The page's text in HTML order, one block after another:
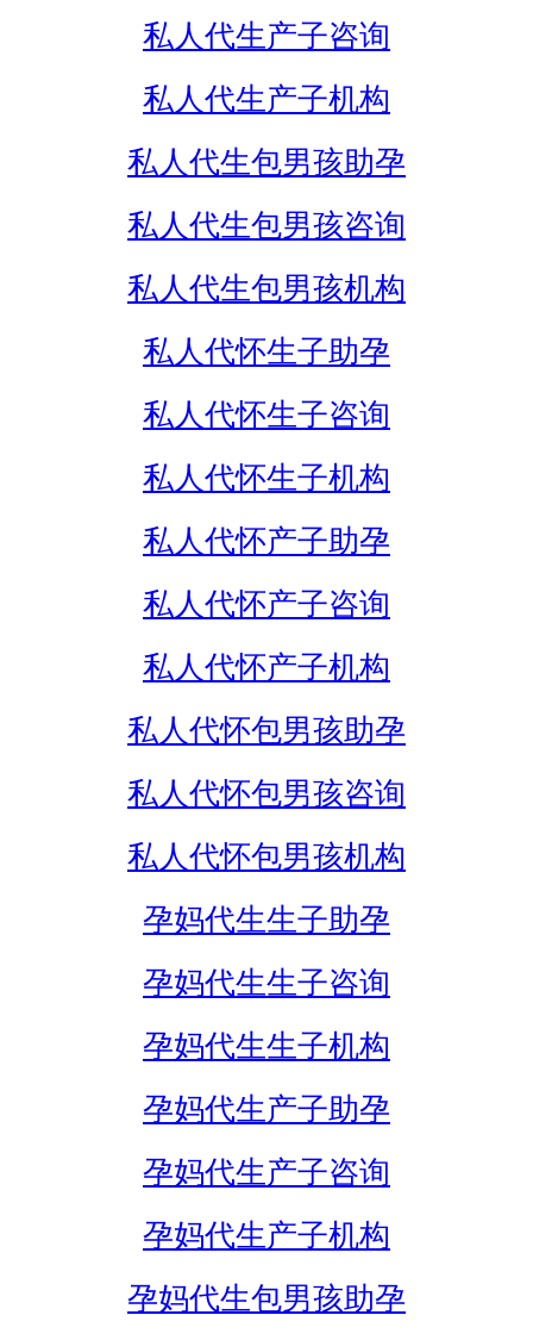
私人代生产子咨询
私人代生产子机构
私人代生包男孩助孕
私人代生包男孩咨询
私人代生包男孩机构
私人代怀生子助孕
私人代怀生子咨询
私人代怀生子机构
私人代怀产子助孕
私人代怀产子咨询
私人代怀产子机构
私人代怀包男孩助孕
私人代怀包男孩咨询
私人代怀包男孩机构
孕妈代生生子助孕
孕妈代生生子咨询
孕妈代生生子机构
孕妈代生产子助孕
孕妈代生产子咨询
孕妈代生产子机构
孕妈代生包男孩助孕